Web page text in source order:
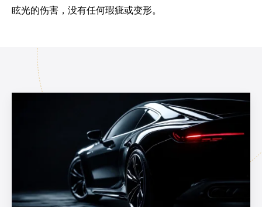
眩光的伤害，没有任何瑕疵或变形。